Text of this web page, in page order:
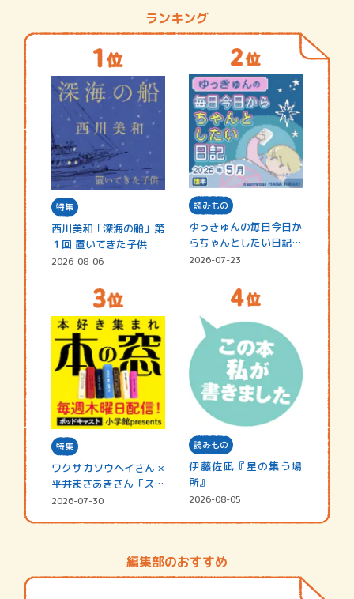
ランキング
特集
西川美和「深海の船」第
１回 置いてきた子供
2026-08-06
読みもの
ゆっきゅんの毎日今日か
らちゃんとしたい日記
☆202…
2026-07-23
特集
ワクサカソウヘイさん ×
平井まさあきさん「スペ
シャ…
2026-07-30
読みもの
伊藤佐凪『星の集う場
所』
2026-08-05
編集部のおすすめ